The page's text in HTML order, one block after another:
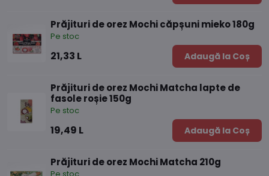
Prăjituri de orez Mochi căpșuni mieko 180g
Pe stoc
21,33 L Adaugă la Coș
Prăjituri de orez Mochi Matcha lapte de
fasole roșie 150g
Pe stoc
19,49 L Adaugă la Coș
Prăjituri de orez Mochi Matcha 210g